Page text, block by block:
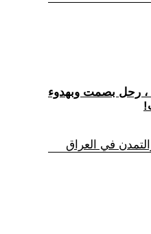
! ، رحل بصمت وبهدوء
في العراق